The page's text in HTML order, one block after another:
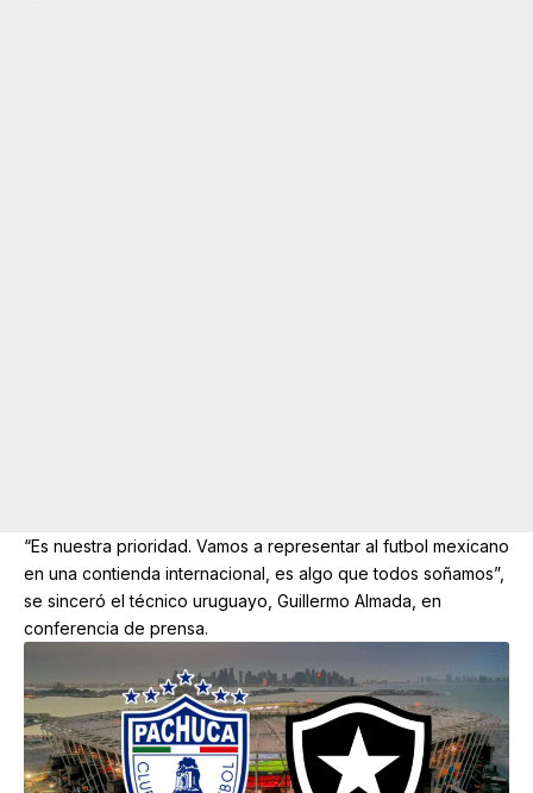
“Es nuestra prioridad. Vamos a representar al futbol mexicano
en una contienda internacional, es algo que todos soñamos”,
se sinceró el técnico uruguayo, Guillermo Almada, en
conferencia de prensa.